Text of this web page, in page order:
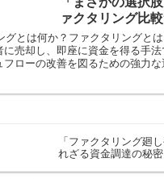
ァクタリング比
グとは何か？ファクタリングと
に売却し、即座に資金を得る手
ローの改善を図るための強力な
れています。特に中小企業にとっ
「ファクタリング廻
れざる資金調達の秘密